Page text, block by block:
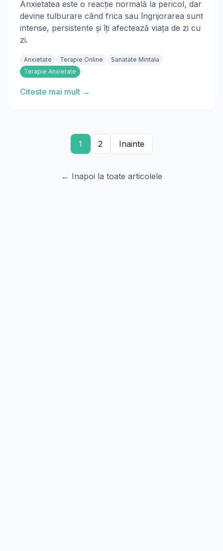
Anxietatea este o reacție normală la pericol, dar
devine tulburare când frica sau îngrijorarea sunt
intense, persistente și îți afectează viața de zi cu
zi.
Anxietate Terapie Online
Sanatate Mintala
Terapie Anxietate
Citeste mai mult →
1 2 Inainte
← Inapoi la toate articolele